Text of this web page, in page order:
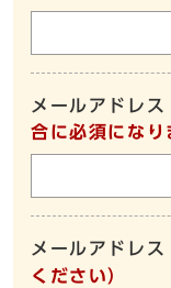
メールアドレス
合に必須になり
メールアドレス
ください）